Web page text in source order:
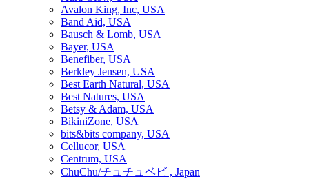
Avalon King, Inc, USA
Band Aid, USA
Bausch & Lomb, USA
Bayer, USA
Benefiber, USA
Berkley Jensen, USA
Best Earth Natural, USA
Best Natures, USA
Betsy & Adam, USA
BikiniZone, USA
bits&bits company, USA
Cellucor, USA
Centrum, USA
ChuChu/チュチュベビ , Japan